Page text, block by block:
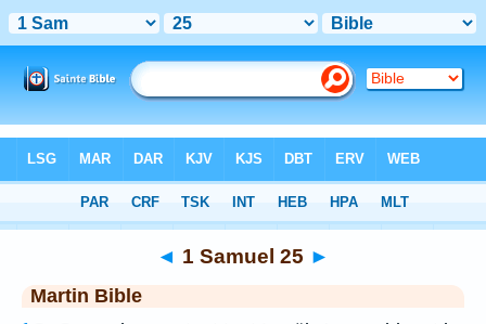
> 1 Samuel 25
◄ 1 Samuel 25 ►
Martin Bible